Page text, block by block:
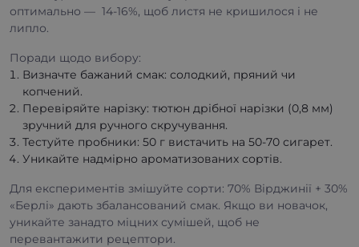
оптимально — 14-16%, щоб листя не кришилося і не
липло.
Поради щодо вибору:
Визначте бажаний смак: солодкий, пряний чи
копчений.
Перевіряйте нарізку: тютюн дрібної нарізки (0,8 мм)
зручний для ручного скручування.
Тестуйте пробники: 50 г вистачить на 50-70 сигарет.
Уникайте надмірно ароматизованих сортів.
Для експериментів змішуйте сорти: 70% Вірджинії + 30%
«Берлі» дають збалансований смак. Якщо ви новачок,
уникайте занадто міцних сумішей, щоб не
перевантажити рецептори.